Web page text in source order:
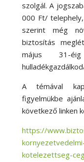
szolgál. A
000 Ft/
szerint még
biztosítás
május 31-
A témával
figyelmükbe
következő linken
https://
kotelezettseg-